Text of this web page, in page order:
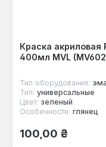
Краска акриловая
400мл MVL
Тип оборудования:
Тип: универсальные
Цвет: зеленый
Особенности: глянец
Обычная цена:
100,00 ₴